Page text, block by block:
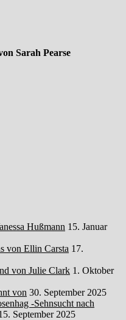
Sarah Pearse
Hußmann 15. Januar
von Ellin Carsta 17.
von Julie Clark 1. Oktober
von 30. September 2025
-Sehnsucht nach
September 2025